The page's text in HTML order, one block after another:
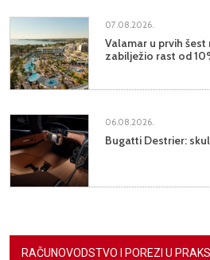
07.08.2026.
Valamar u prvih
zabilježio rast od
06.08.2026.
Bugatti Destrier:
RAČUNOVODSTVO I POREZI U PRAKSI